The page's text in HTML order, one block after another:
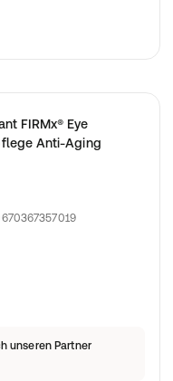
FIRMx® Eye
Anti-Aging
unseren Partner